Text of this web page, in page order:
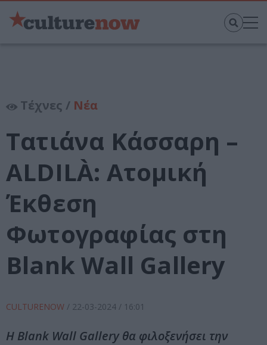
Τέχνες / Νέα
Τατιάνα Κάσσαρη –
ALDILÀ: Ατομική
Έκθεση
Φωτογραφίας στη
Blank Wall Gallery
CULTURENOW / 22-03-2024 / 16:01
Η Blank Wall Gallery θα φιλοξενήσει την